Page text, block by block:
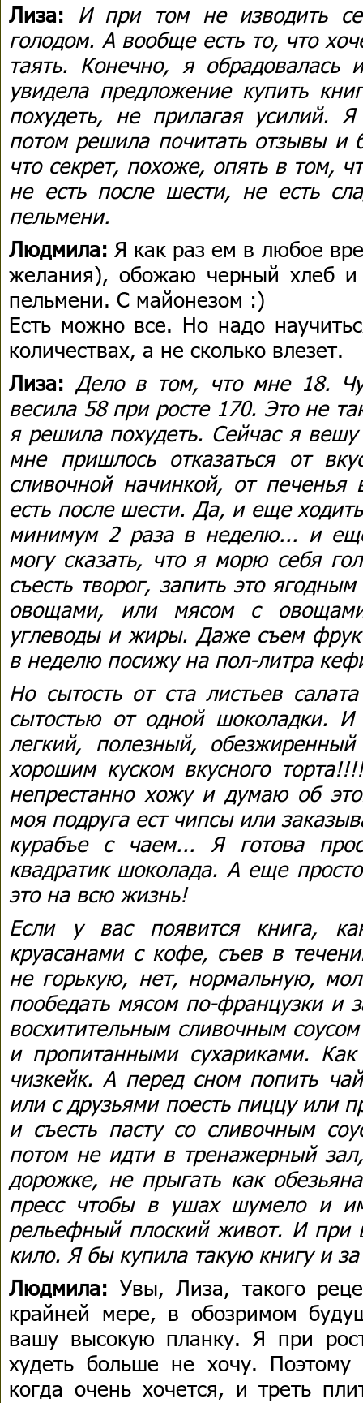
Лиза:
И при том не изводить
голодом. А вообще есть то, что
таять. Конечно, я
увидела предложение купить
похудеть, не прилагая усилий.
потом решила почитать отзывы и
что секрет, похоже, опять в том,
не есть после шести, не есть
пельмени.
Людмила: Я как раз ем в любое
желания), обожаю черный хлеб
пельмени. С майонезом :)
Есть можно все. Но надо
количествах, а не сколько влезет.
Лиза: Дело в том, что мне 18.
весила 58 при росте 170. Это не
я решила похудеть. Сейчас я
мне пришлось отказаться от
сливочной начинкой, от печенья
есть после шести. Да, и еще
минимум 2 раза в неделю... и
могу сказать, что я морю себя
съесть творог, запить это
овощами, или мясом с
углеводы и жиры. Даже съем
в неделю посижу на пол-литра
Но сытость от ста листьев
сытостью от одной шоколадки. И
легкий, полезный,
хорошим куском вкусного
непрестанно хожу и думаю об
моя подруга ест чипсы или
курабъе с чаем... Я готова
квадратик шоколада. А еще
это на всю жизнь!
Если у вас появится книга,
круасанами с кофе, съев в
не горькую, нет, нормальную,
пообедать мясом по-французки и
восхитительным сливочным
и пропитанными сухариками.
чизкейк. А перед сном попить
или с друзьями поесть пиццу или
и съесть пасту со сливочным
потом не идти в тренажерный
дорожке, не прыгать как
пресс чтобы в ушах шумело и
рельефный плоский живот. И при
кило. Я бы купила такую книгу и
Людмила: Увы, Лиза, такого
крайней мере, в обозримом
вашу высокую планку. Я при
худеть больше не хочу.
когда очень хочется, и треть